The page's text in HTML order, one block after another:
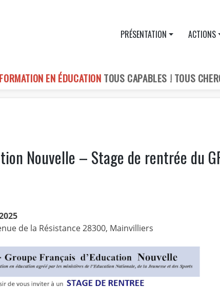
EN ÉDUCATION TOUS CAPABLES ! TOUS
PRÉSENTATION ACTIONS
Nouvelle – Stage de rentrée du
de la Résistance 28300, Mainvilliers